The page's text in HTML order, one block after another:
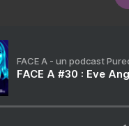
FACE A - un podcast
FACE A #30 : Eve